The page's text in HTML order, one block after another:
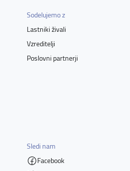
Sodelujemo z
Lastniki živali
Vzreditelji
Poslovni partnerji
Sledi nam
Facebook